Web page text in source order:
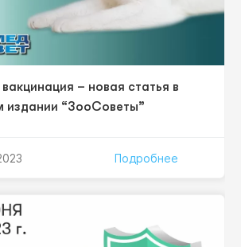
– новая статья в
издании “ЗооСоветы”
Подробнее